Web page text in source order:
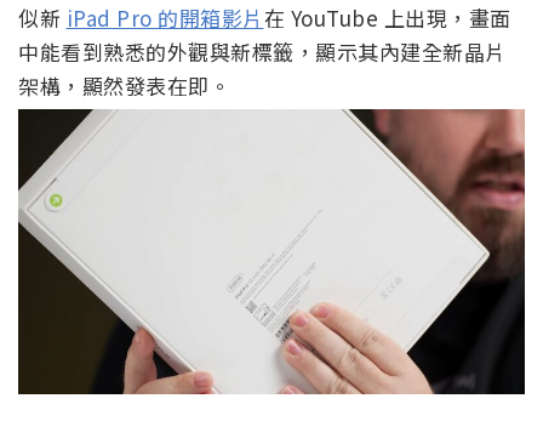
似新 iPad Pro 的開箱影片 在 YouTube 上出現，畫面
中能看到熟悉的外觀與新標籤，顯示其內建全新晶片
架構，顯然發表在即。